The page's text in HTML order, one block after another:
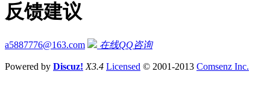
反馈建议
a5887776@163.com 在线QQ咨询
Powered by Discuz! X3.4 Licensed © 2001-2013 Comsenz Inc.